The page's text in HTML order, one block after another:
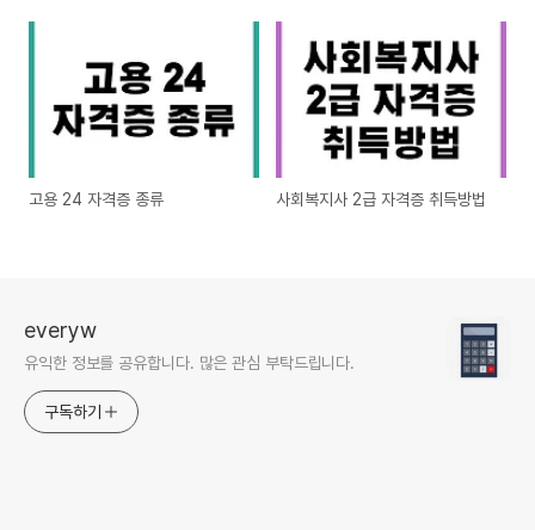
고용 24 자격증 종류 사회복지사 2급 자격증 취득방법
everyw
유익한 정보를 공유합니다. 많은 관심 부탁드립니다.
구독하기